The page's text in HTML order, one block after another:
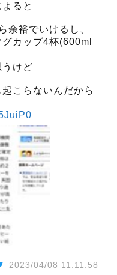
ると
余裕でいけるし、
カップ4杯(600ml
うけど
こらないんだから
2023/04/08 11:11:58